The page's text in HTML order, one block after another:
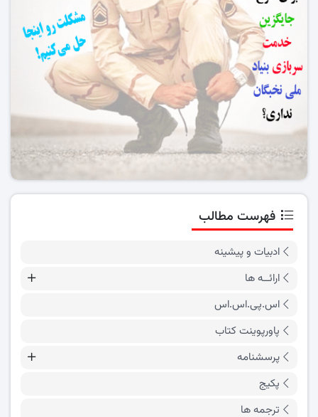
فهرست مطالب
ادبیات و پیشینه
ارائــه ها
اس.پی.اس.اس
پاورپوینت کتاب
پرسشنامه
پکیج
ترجمه ها